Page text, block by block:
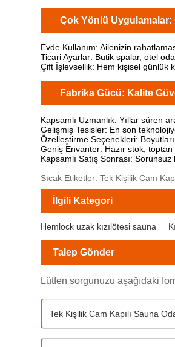
Çok Yönlü Uygulamalar:
Evde Kullanım: Ailenizin
Ticari Ayarlar: Butik spalar, otel
Çift İşlevsellik: Hem kişisel günlük
Fabrika Gücü: Kalite
Kapsamlı Uzmanlık: Yıllar süren
Gelişmiş Tesisler: En son
Özelleştirme Seçenekleri:
Geniş Envanter: Hazır stok,
Kapsamlı Satış Sonrası:
Sıcak Etiketler: Tek Kişilik Cam
İlgili Kategori
Hemlock uzak kızılötesi sauna
Talep Gönder
Lütfen sorgunuzu aşağıdaki